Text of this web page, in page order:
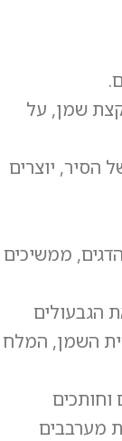
שמן, על
הסיר, יוצרים
ממשיכים
הגבעולים
השמן, המלח
וחותכים
מערבבים